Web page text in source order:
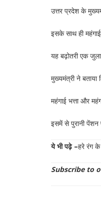
उत्तर प्रदेश के
इसके साथ ही
यह बढ़ोतरी एक
मुख्यमंत्री ने बताया
महंगाई भत्ता और
इसमें से पुरानी पेंशन
ये भी पढ़े –हरे रंग के
Subscribe to